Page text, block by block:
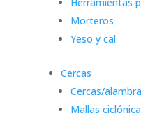
Morteros
Yeso y cal
Cercas
Cercas/
Mallas